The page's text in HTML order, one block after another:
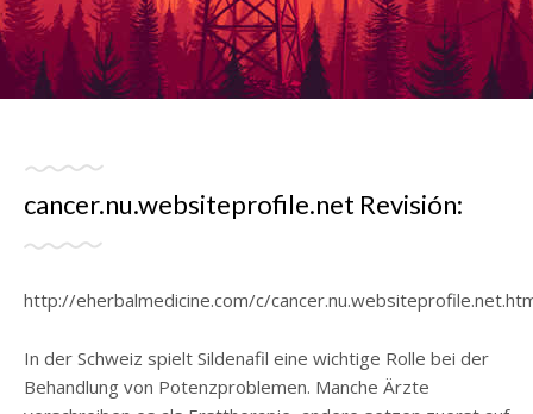
cancer.nu.websiteprofile.net Revisión:
http://eherbalmedicine.com/c/
In der Schweiz spielt Sildenafil eine wichtige Rolle bei der
Behandlung von Potenzproblemen. Manche Ärzte